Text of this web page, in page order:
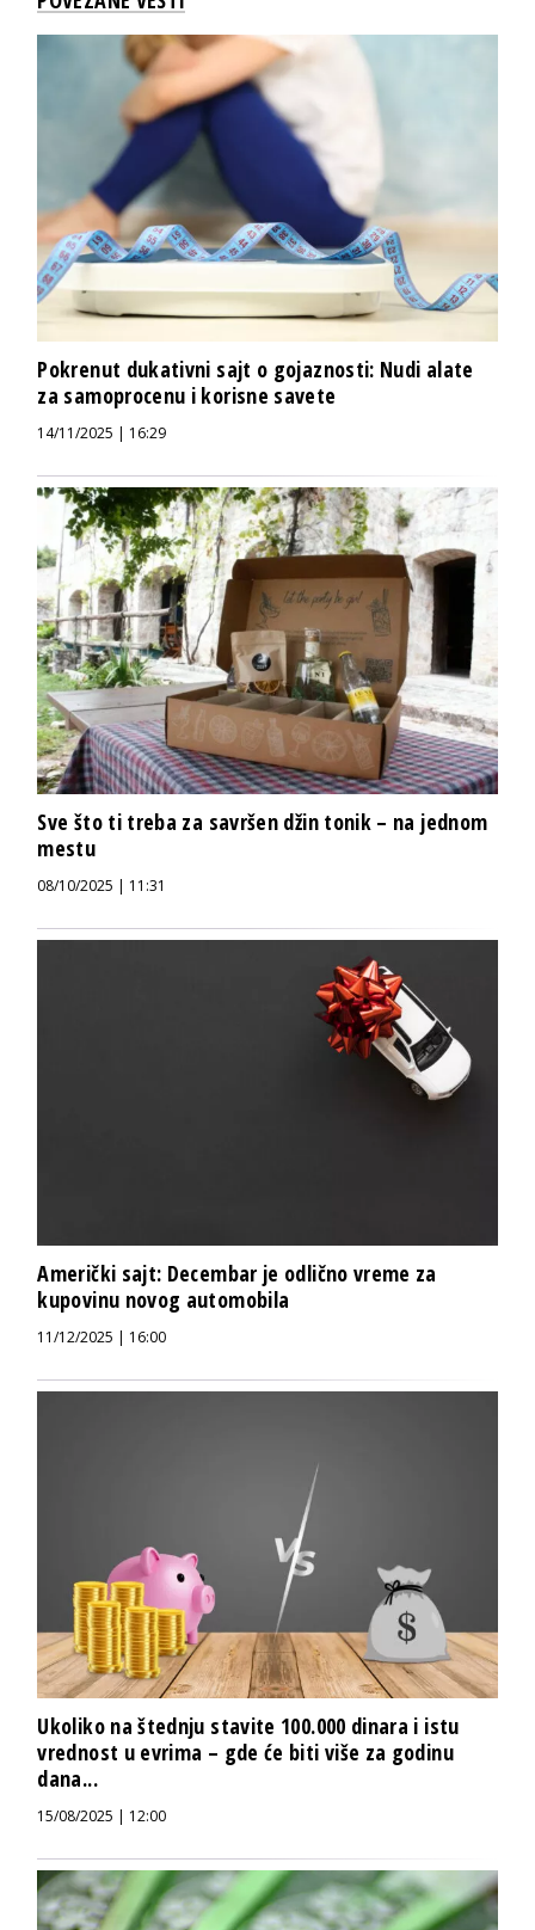
Pokrenut dukativni sajt o gojaznosti: Nudi alate
za samoprocenu i korisne savete
14/11/2025 | 16:29
Sve što ti treba za savršen džin tonik – na jednom
mestu
08/10/2025 | 11:31
Američki sajt: Decembar je odlično vreme za
kupovinu novog automobila
11/12/2025 | 16:00
Ukoliko na štednju stavite 100.000 dinara i istu
vrednost u evrima – gde će biti više za godinu
dana...
15/08/2025 | 12:00